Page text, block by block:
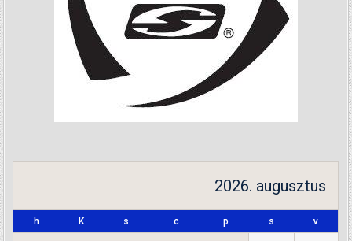
2026. augusztus
h K s c p s v